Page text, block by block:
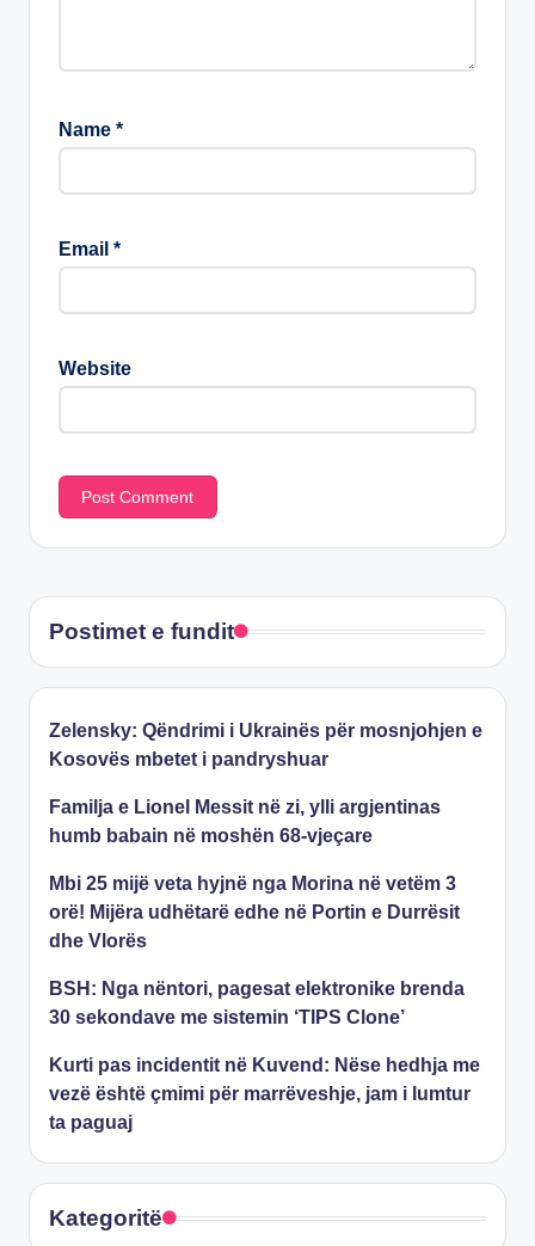
Name *
Email *
Website
Postimet e fundit
Zelensky: Qëndrimi i Ukrainës për mosnjohjen e
Kosovës mbetet i pandryshuar
Familja e Lionel Messit në zi, ylli argjentinas
humb babain në moshën 68-vjeçare
Mbi 25 mijë veta hyjnë nga Morina në vetëm 3
orë! Mijëra udhëtarë edhe në Portin e Durrësit
dhe Vlorës
BSH: Nga nëntori, pagesat elektronike brenda
30 sekondave me sistemin ‘TIPS Clone’
Kurti pas incidentit në Kuvend: Nëse hedhja me
vezë është çmimi për marrëveshje, jam i lumtur
ta paguaj
Kategoritë